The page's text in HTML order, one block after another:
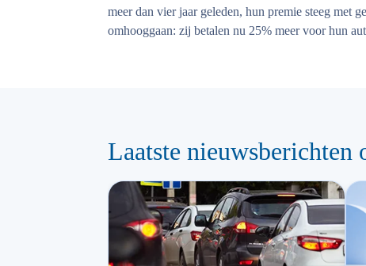
meer dan vier jaar geleden, hun premie steeg met
omhooggaan: zij betalen nu 25% meer voor hun
Laatste nieuwsberichten